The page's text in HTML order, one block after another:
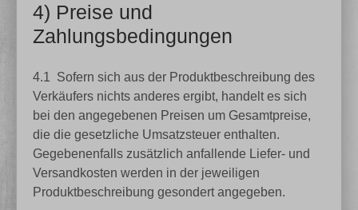
4) Preise und
Zahlungsbedingungen
4.1 Sofern sich aus der Produktbeschreibung des
Verkäufers nichts anderes ergibt, handelt es sich
bei den angegebenen Preisen um Gesamtpreise,
die die gesetzliche Umsatzsteuer enthalten.
Gegebenenfalls zusätzlich anfallende Liefer- und
Versandkosten werden in der jeweiligen
Produktbeschreibung gesondert angegeben.